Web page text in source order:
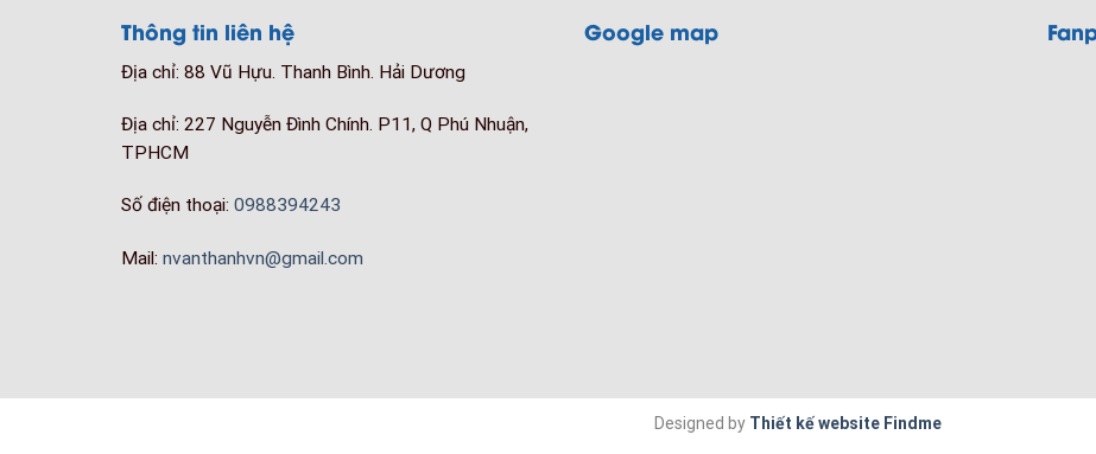
Thông tin liên hệ
Địa chỉ: 88 Vũ Hựu. Thanh Bình. Hải Dương
Địa chỉ: 227 Nguyễn Đình Chính. P11, Q Phú Nhuận,
TPHCM
Số điện thoại: 0988394243
Mail: nvanthanhvn@gmail.com
Google map
Designed by Thiết kế website Findme